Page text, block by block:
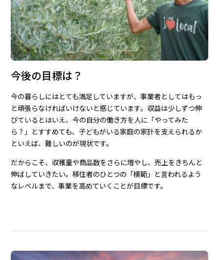
今後の目標は？
今の暮らしにはとても満足していますが、事業者としてはもっ
と頑張らなければいけないと感じています。収益は少しずつ伸
びているとはいえ、今の自分の働き方を人に「やってみた
ら？」とすすめても、子どもがいる家庭の家計を支えられるか
といえば、難しいのが現状です。
だからこそ、収穫量や商品数をさらに増やし、売上をきちんと
伸ばしていきたい。移住者のひとつの「模範」と言われるよう
なレベルまで、事業を高めていくことが目標です。